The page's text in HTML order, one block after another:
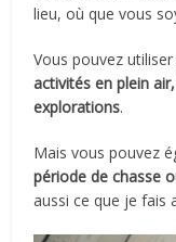
lieu, où que vous
Vous pouvez
activités en plein
explorations.
Mais vous pouvez
période de chasse
aussi ce que je fais